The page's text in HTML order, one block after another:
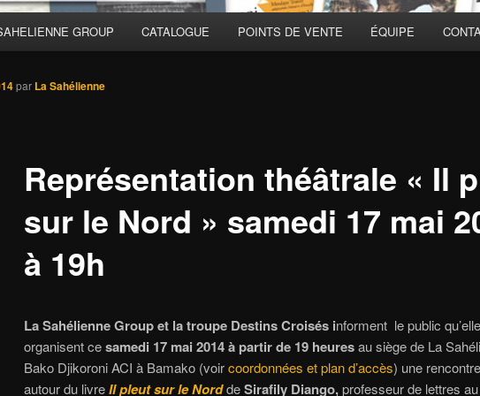
GROUP CATALOGUE POINTS DE VENTE ÉQUIPE
Représentation théâtrale « Il
sur le Nord » samedi 17 mai
à 19h
par La Sahélienne
La Sahélienne Group et la troupe Destins Croisés informent le public
organisent cesamedi 17 mai 2014 à partir de 19 heuresau siège de La
Bako Djikoroni ACI à Bamako (voircoordonnées et plan d’accès) une
autour du livreIl pleut sur le NorddeSirafily Diango,professeur de lettres